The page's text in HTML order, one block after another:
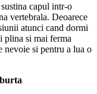
capul intr-o
vertebrala. Deoarece
atunci cand dormi
plina si mai ferma
nevoie si pentru a lua o